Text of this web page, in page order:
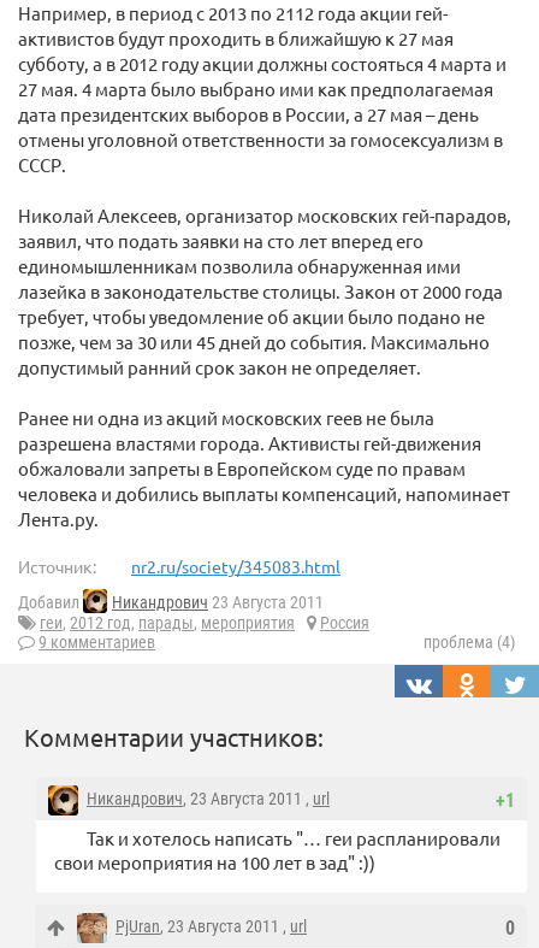
Например, в период с 2013 по 2112 года акции гей-
активистов будут проходить в ближайшую к 27 мая
субботу, а в 2012 году акции должны состояться 4 марта и
27 мая. 4 марта было выбрано ими как предполагаемая
дата президентских выборов в России, а 27 мая – день
отмены уголовной ответственности за гомосексуализм в
СССР.
Николай Алексеев, организатор московских гей-парадов,
заявил, что подать заявки на сто лет вперед его
единомышленникам позволила обнаруженная ими
лазейка в законодательстве столицы. Закон от 2000 года
требует, чтобы уведомление об акции было подано не
позже, чем за 30 или 45 дней до события. Максимально
допустимый ранний срок закон не определяет.
Ранее ни одна из акций московских геев не была
разрешена властями города. Активисты гей-движения
обжаловали запреты в Европейском суде по правам
человека и добились выплаты компенсаций, напоминает
Лента.ру.
Источник: nr2.ru/society/345083.html
Добавил Никандрович 23 Августа 2011
геи, 2012 год, парады, мероприятия
Россия
9 комментариев
проблема (4)
Комментарии участников:
+1
Никандрович, 23 Августа 2011 , url
Так и хотелось написать "… геи распланировали
свои мероприятия на 100 лет в зад" :))
0
PjUran, 23 Августа 2011 , url